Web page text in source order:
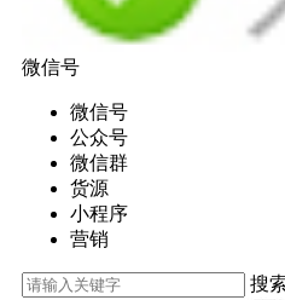
微信号
微信号
公众号
微信群
货源
小程序
营销
搜